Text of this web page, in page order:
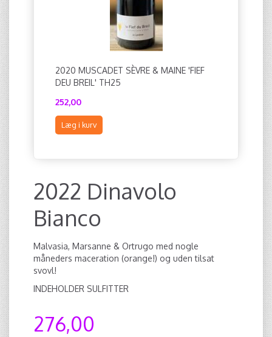
2020 MUSCADET SÈVRE & MAINE 'FIEF
DEU BREIL' TH25
252,00
Læg i kurv
2022 Dinavolo
Bianco
Malvasia, Marsanne & Ortrugo med nogle
måneders maceration (orange!) og uden tilsat
svovl!
INDEHOLDER SULFITTER
276,00